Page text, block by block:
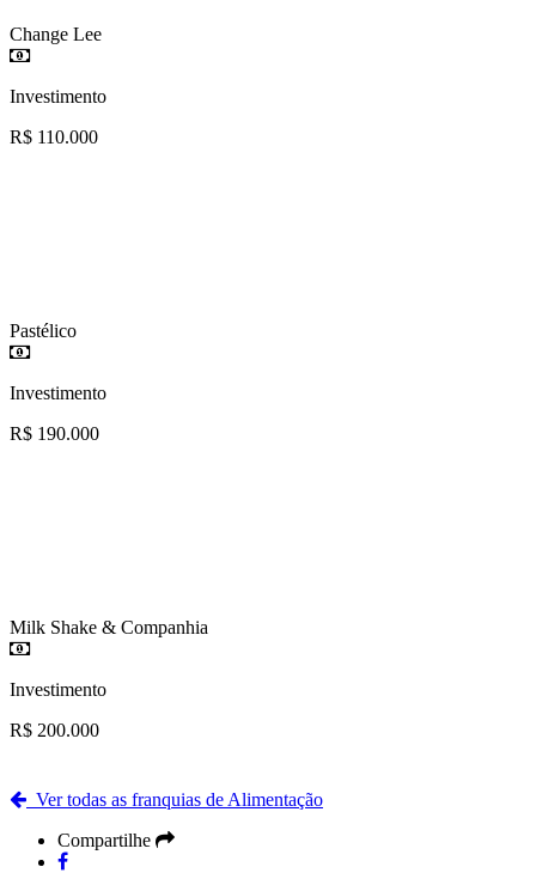
Change Lee
Investimento
R$ 110.000
Pastélico
Investimento
R$ 190.000
Milk Shake & Companhia
Investimento
R$ 200.000
Ver todas as franquias de Alimentação
Compartilhe